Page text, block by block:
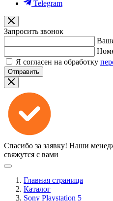
Telegram
Запросить звонок
Я согласен на обработку
Отправить
Спасибо за заявку! Наши
свяжутся с вами
Главная страница
Каталог
Sony Playstation 5